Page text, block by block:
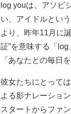
log youは、アソビ
い、アイドルとい
より、昨年11月に
証”を意味する「log
「あなたとの毎日
彼女たちにとって
よる影ナレーショ
スタートからファ